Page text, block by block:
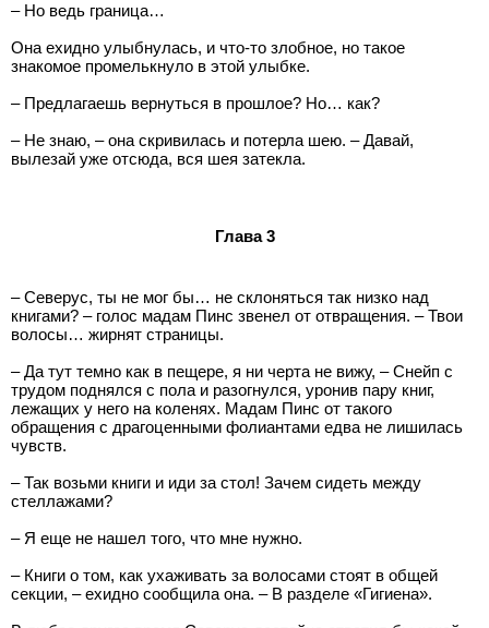
– Но ведь граница…
Она ехидно улыбнулась, и что-то злобное, но такое
знакомое промелькнуло в этой улыбке.
– Предлагаешь вернуться в прошлое? Но… как?
– Не знаю, – она скривилась и потерла шею. – Давай,
вылезай уже отсюда, вся шея затекла.
Глава 3
– Северус, ты не мог бы… не склоняться так низко над
книгами? – голос мадам Пинс звенел от отвращения. – Твои
волосы… жирнят страницы.
– Да тут темно как в пещере, я ни черта не вижу, – Снейп с
трудом поднялся с пола и разогнулся, уронив пару книг,
лежащих у него на коленях. Мадам Пинс от такого
обращения с драгоценными фолиантами едва не лишилась
чувств.
– Так возьми книги и иди за стол! Зачем сидеть между
стеллажами?
– Я еще не нашел того, что мне нужно.
– Книги о том, как ухаживать за волосами стоят в общей
секции, – ехидно сообщила она. – В разделе «Гигиена».